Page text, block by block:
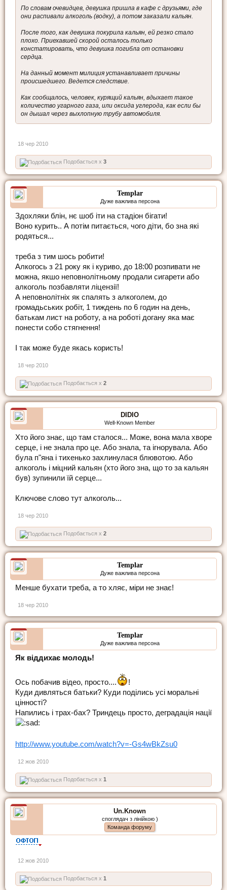
По словам очевидцев, девушка пришла в кафе с друзьями, где
они распивали алкоголь (водку), а потом заказали кальян.
После того, как девушка покурила кальян, ей резко стало
плохо. Приехавшей скорой осталось только
констатировать, что девушка погибла от остановки
сердца.
На данный момент милиция устанавливает причины
происшедшего. Ведется следствие.
Как сообщалось, человек, курящий кальян, вдыхает такое
количество угарного газа, или оксида углерода, как если бы
он дышал через выхлопную трубу автомобиля.
18 чер 2010
Подобається x 3
Templar
Дуже важлива персона
Здохляки блін, нє шоб іти на стадіон бігати!
Воно курить.. А потім питається, чого діти, бо зна які
родяться...
треба з тим шось робити!
Алкогось з 21 року як і куриво, до 18:00 розпивати не
можна, якшо неповнолітньому продали сигарети або
алкоголь позбавляти ліцензії!
А неповнолітніх як спалять з алкоголем, до
громадьських робіт, 1 тиждень по 6 годин на день,
батькам лист на роботу, а на роботі догану яка має
понести собо стягнення!
І так може буде якась користь!
18 чер 2010
Подобається x 2
DIDIO
Well-Known Member
Хто його знає, що там сталося... Може, вона мала хворе
серце, і не знала про це. Або знала, та ігнорувала. Або
була п"яна і тихенько захлинулася блювотою. Або
алкоголь і міцний кальян (хто його зна, що то за кальян
був) зупинили їй серце...
Ключове слово тут алкоголь...
18 чер 2010
Подобається x 2
Templar
Дуже важлива персона
Менше бухати треба, а то хляє, міри не знає!
18 чер 2010
Templar
Дуже важлива персона
Як віддихає молодь!
Ось побачив відео, просто....
!
Куди дивляться батьки? Куди поділись усі моральні
цінності?
Напились і трах-бах? Триндець просто, деградація нації
http://www.youtube.com/watch?v=-Gs4wBkZsu0
12 жов 2010
Подобається x 1
Un.Known
споглядач з лінійкою )
Команда форуму
12 жов 2010
Подобається x 1